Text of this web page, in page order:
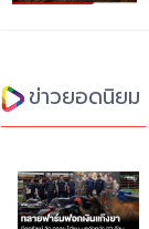
ข่าวยอดนิยม